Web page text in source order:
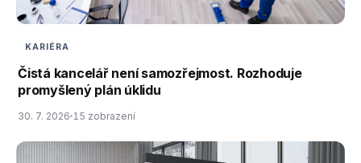
KARIÉRA
Čistá kancelář není samozřejmost. Rozhoduje
promyšlený plán úklidu
30. 7. 2026 15 zobrazení